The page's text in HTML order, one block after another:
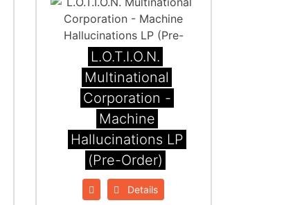
L.O.T.I.O.N.
Multinational
Corporation -
Machine
Hallucinations LP
(Pre-Order)
Details